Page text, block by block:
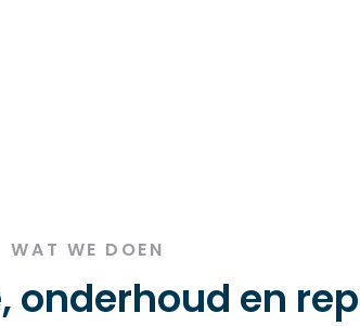
WAT WE DOEN
onderhoud en